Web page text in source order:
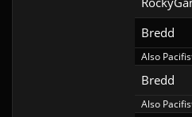
Bredd
Also
Bredd
Also